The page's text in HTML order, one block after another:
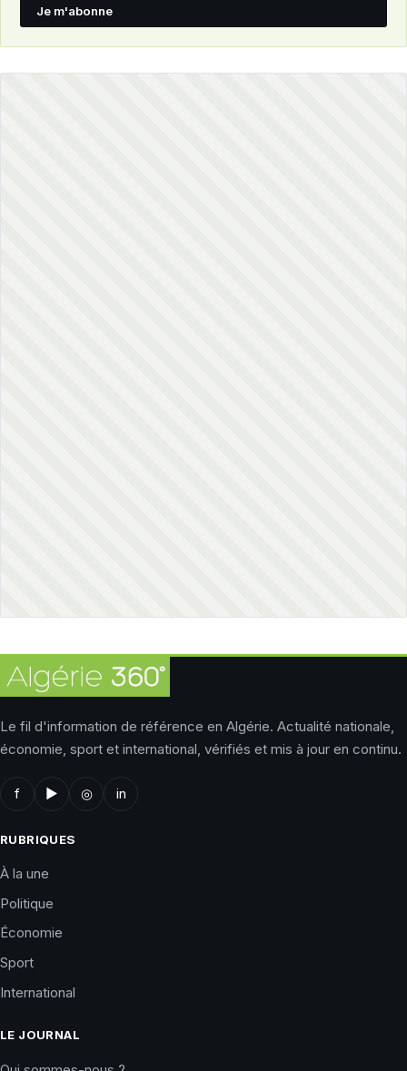
Je m'abonne
Le fil d'information de référence en Algérie. Actualité nationale,
économie, sport et international, vérifiés et mis à jour en continu.
f ▶ ◎ in
RUBRIQUES
À la une
Politique
Économie
Sport
International
LE JOURNAL